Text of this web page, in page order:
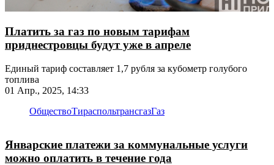
Платить за газ по новым тарифам
приднестровцы будут уже в апреле
Единый тариф составляет 1,7 рубля за кубометр голубого
топлива
01 Апр., 2025, 14:33
ОбществоТираспольтрансгазГаз
Январские платежи за коммунальные услуги
можно оплатить в течение года